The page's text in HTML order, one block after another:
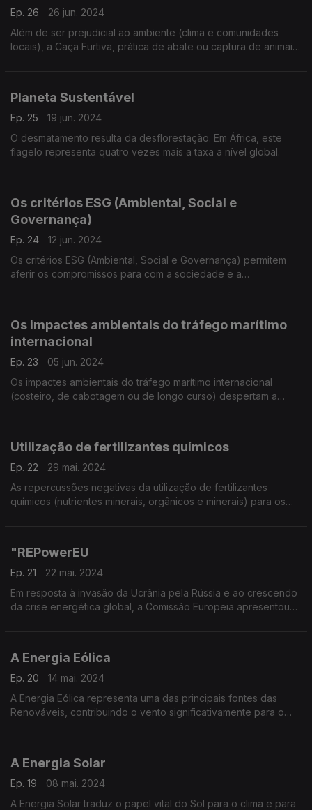
Ep. 26
26 jun. 2024
Além de ser prejudicial ao ambiente (clima e comunidades
locais), a Caça Furtiva, prática de abate ou captura de animais
Planeta Sustentável
Ep. 25
19 jun. 2024
O desmatamento resulta da desflorestação. Em África, este
flagelo representa quatro vezes mais a taxa a nível global.
Os critérios ESG (Ambiental, Social e
Governança)
Ep. 24
12 jun. 2024
Os critérios ESG (Ambiental, Social e Governança) permitem
aferir os compromissos para com a sociedade e a
Os impactes ambientais do tráfego marítimo
internacional
Ep. 23
05 jun. 2024
Os impactes ambientais do tráfego marítimo internacional
(costeiro, de cabotagem ou de longo curso) despertam a
Utilização de fertilizantes químicos
Ep. 22
29 mai. 2024
As repercussões negativas da utilização de fertilizantes
químicos (nutrientes minerais, orgânicos e minerais) para os
"REPowerEU
Ep. 21
22 mai. 2024
Em resposta à invasão da Ucrânia pela Rússia e ao crescendo
da crise energética global, a Comissão Europeia apresentou
A Energia Eólica
Ep. 20
14 mai. 2024
A Energia Eólica representa uma das principais fontes das
Renováveis, contribuindo o vento significativamente para o
A Energia Solar
Ep. 19
08 mai. 2024
A Energia Solar traduz o papel vital do Sol para o clima e para